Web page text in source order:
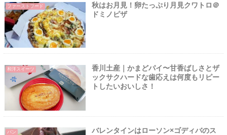
ファーストフード
秋はお月見！卵たっぷり月見クワトロ＠
ドミノピザ
和洋スイーツ
香川土産｜かまどパイ〜甘香ばしさとザ
ックサクハードな歯応えは何度もリピー
トしたいおいしさ！
パン
バレンタインはローソン×ゴディバのス